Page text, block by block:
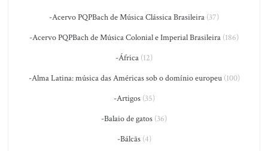
-Acervo PQPBach de Música Clássica Brasileira (37)
-Acervo PQPBach de Música Colonial e Imperial Brasileira (186)
-África (12)
-Alma Latina: música das Américas sob o domínio europeu(100)
-Artigos(35)
-Balaio de gatos (36)
-Bálcãs(4)